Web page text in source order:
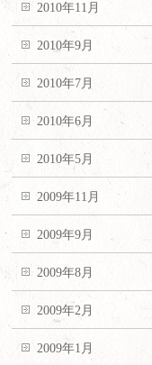
2010年11月
2010年9月
2010年7月
2010年6月
2010年5月
2009年11月
2009年9月
2009年8月
2009年2月
2009年1月